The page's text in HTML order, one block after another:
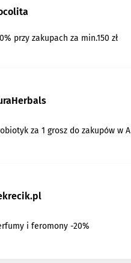
przy zakupach za min.150 zł
za 1 grosz do zakupów w
i feromony -20%